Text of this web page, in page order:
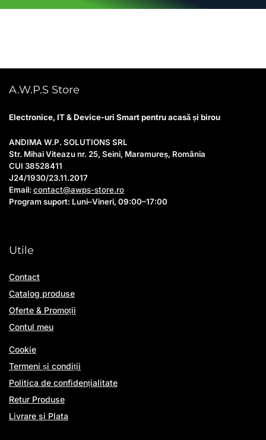
A.W.P.S Store
Electronice, IT & Device-uri Smart pentru acasă și birou
ANDIMA W.P. SOLUTIONS SRL
Str. Mihai Viteazu nr. 25, Seini, Maramureș, România
CUI 38528411
J24/1930/23.11.2017
Email: contact@awps-store.ro
Program suport: Luni–Vineri, 09:00–17:00
Utile
Contact
Catalog produse
Oferte & Promoții
Contul meu
Cookie
Termeni și condiții
Politica de confidențialitate
Retur Produse
Livrare si Plata